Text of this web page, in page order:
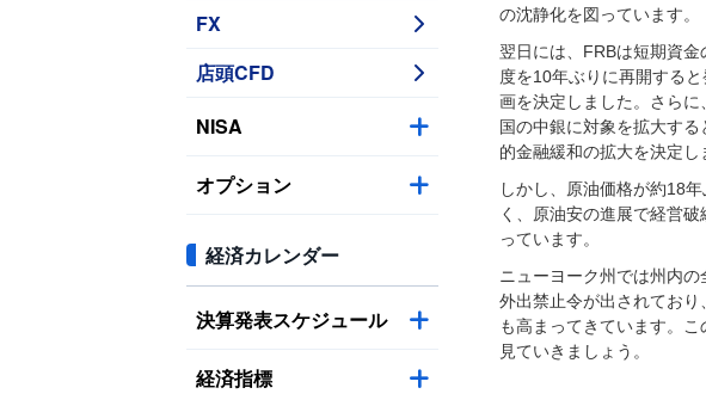
FX
店頭CFD
NISA
オプション
経済カレンダー
決算発表スケジュール
経済指標
の沈静化を図っています。
翌日には、FRBは短期資
度を10年ぶりに再開する
画を決定しました。さら
国の中銀に対象を拡大す
的金融緩和の拡大を決定
しかし、原油価格が約18
く、原油安の進展で経営
っています。
ニューヨーク州では州内
外出禁止令が出されてお
も高まってきています。
見ていきましょう。